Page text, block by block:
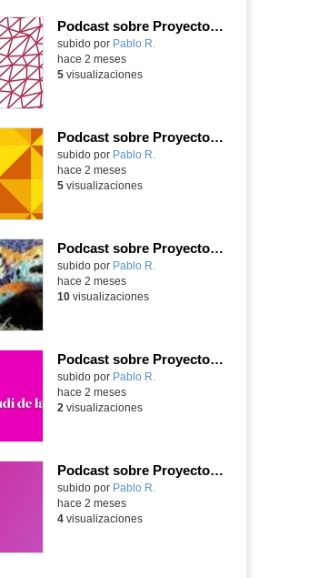
Podcast sobre Proyecto eTwinning Antoni Gaudí nº 6 (en castellano)
Contenido educativo.
subido por Pablo R.
hace 2 meses
5visualizaciones
Podcast sobre Proyecto eTwinning Antoni Gaudí nº 5 (en castellano)
Contenido educativo.
subido por Pablo R.
hace 2 meses
5visualizaciones
Podcast sobre Proyecto eTwinning Antoni Gaudí nº 4 (en castellano)
Contenido educativo.
subido por Pablo R.
hace 2 meses
10visualizaciones
Podcast sobre Proyecto eTwinning Antoni Gaudí nº 3 (en castellano)
Contenido educativo.
subido por Pablo R.
hace 2 meses
2 visualizaciones
Podcast sobre Proyecto eTwinning Antoni Gaudí nº 2 (en castellano)
Contenido educativo.
subido por Pablo R.
hace 2 meses
4visualizaciones